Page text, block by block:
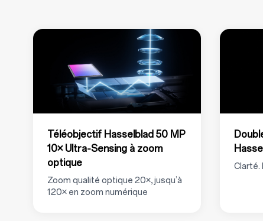
Téléobjectif Hasselblad 50 MP
10× Ultra‑Sensing à zoom
optique
Zoom qualité optique 20×, jusqu’à
120× en zoom numérique
Clarté.